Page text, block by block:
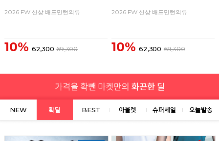
2026 FW 신상 배드민턴의류
10% 62,300 69,300
2026 FW 신상 배드민턴의류
10% 62,300 69,300
NEW 확딜 BEST 아울렛 슈퍼세일 오늘발송